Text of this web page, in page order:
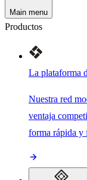
Main menu
Productos
La plataforma
Nuestra red
ventaja
forma rápida y